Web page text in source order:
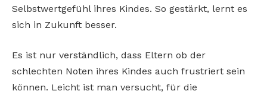
Selbstwertgefühl ihres Kindes. So gestärkt, lernt es
sich in Zukunft besser.
Es ist nur verständlich, dass Eltern ob der
schlechten Noten ihres Kindes auch frustriert sein
können. Leicht ist man versucht, für die